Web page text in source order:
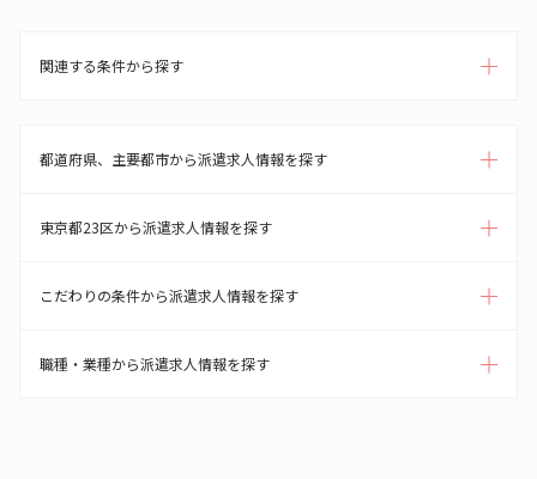
関連する条件から探す
都道府県、主要都市から派遣求人情報を探す
東京都23区から派遣求人情報を探す
こだわりの条件から派遣求人情報を探す
職種・業種から派遣求人情報を探す